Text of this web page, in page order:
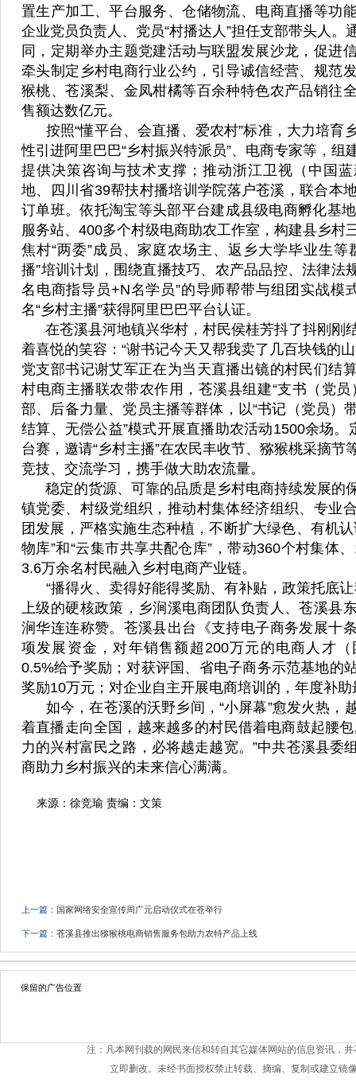
置生产加工、平台服务、仓储物流、电商直播等功
企业党员负责人、党员“村播达人”担任支部带头人。
同，定期举办主题党建活动与联盟发展沙龙，促进
牵头制定乡村电商行业公约，引导诚信经营、规范
猴桃、苍溪梨、金凤柑橘等百余种特色农产品销往
售额达数亿元。
按照“懂平台、会直播、爱农村”标准，大力培育
性引进阿里巴巴“乡村振兴特派员”、电商专家等，组
提供决策咨询与技术支撑；推动浙江卫视（中国
地、四川省39帮扶村播培训学院落户苍溪，联合本
订单班。依托淘宝等头部平台建成县级电商孵化基
服务站、400多个村级电商助农工作室，构建县乡村
焦村“两委”成员、家庭农场主、返乡大学毕业生等
播”培训计划，围绕直播技巧、农产品品控、法律法
名电商指导员+N名学员”的导师帮带与组团实战模
名“乡村主播”获得阿里巴巴平台认证。
在苍溪县河地镇兴华村，村民侯桂芳抖了抖刚刚
着喜悦的笑容：“谢书记今天又帮我卖了几百块钱的
党支部书记谢艾军正在为当天直播出镜的村民们结
村电商主播联农带农作用，苍溪县组建“支书（党员
部、后备力量、党员主播等群体，以“书记（党员）
结算、无偿公益”模式开展直播助农活动1500余场。
台赛，邀请“乡村主播”在农民丰收节、猕猴桃采摘节
竞技、交流学习，携手做大助农流量。
稳定的货源、可靠的品质是乡村电商持续发展的
镇党委、村级党组织，推动村集体经济组织、专业
团发展，严格实施生态种植，不断扩大绿色、有机
物库”和“云集市共享共配仓库”，带动360个村集体
3.6万余名村民融入乡村电商产业链。
“播得火、卖得好能得奖励、有补贴，政策托底让
上级的硬核政策，乡涧溪电商团队负责人、苍溪县
涧华连连称赞。苍溪县出台《支持电子商务发展十
项发展资金，对年销售额超200万元的电商人才
0.5%给予奖励；对获评国、省电子商务示范基地的
奖励10万元；对企业自主开展电商培训的，年度补
如今，在苍溪的沃野乡间，“小屏幕”愈发火热，
着直播走向全国，越来越多的村民借着电商鼓起腰
力的兴村富民之路，必将越走越宽。”中共苍溪县委
商助力乡村振兴的未来信心满满。
来源：徐竞瑜 责编：文策
上一篇： 国家网络安全宣传周广元启动仪式在苍举行
下一篇： 苍溪县推出猕猴桃电商销售服务包助力农特产品上线
保留的广告位置
注：凡本网刊载的网民来信和转自其它媒体网站的信息资讯，
立即删改。未经书面授权禁止转载、摘编、复制或建立